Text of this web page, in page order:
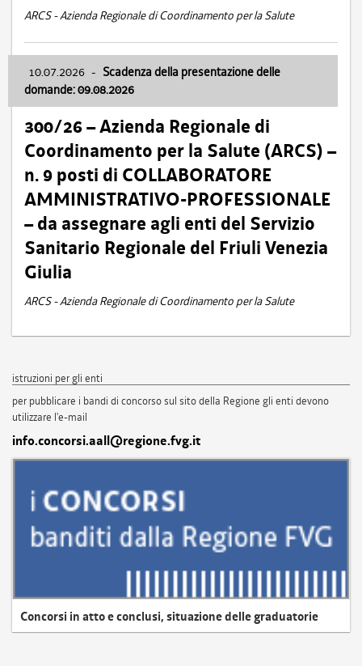
ARCS - Azienda Regionale di Coordinamento per la Salute
10.07.2026 - Scadenza della presentazione delle
domande: 09.08.2026
300/26 – Azienda Regionale di
Coordinamento per la Salute (ARCS) –
n. 9 posti di COLLABORATORE
AMMINISTRATIVO-PROFESSIONALE
– da assegnare agli enti del Servizio
Sanitario Regionale del Friuli Venezia
Giulia
ARCS - Azienda Regionale di Coordinamento per la Salute
istruzioni per gli enti
per pubblicare i bandi di concorso sul sito della Regione gli enti devono
utilizzare l'e-mail
info.concorsi.aall@regione.fvg.it
Concorsi in atto e conclusi, situazione delle graduatorie